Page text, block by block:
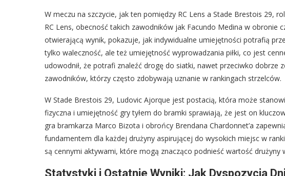
W meczu na szczycie, jak ten pomiędzy RC Lens a Stade Brestois 29,
RC Lens, obecność takich zawodników jak Facundo Medina w obronie
otwierającą wynik, pokazuje, jak indywidualne umiejętności potrafią
tylko waleczność, ale też umiejętność wyprowadzania piłki, co jest
udowodnił, że potrafi znaleźć drogę do siatki, nawet przeciwko dobrze
zawodników, którzy często zdobywają uznanie w rankingach strzelców.
W Stade Brestois 29, Ludovic Ajorque jest postacią, która może
fizyczna i umiejętność gry tyłem do bramki sprawiają, że jest on
gra bramkarza Marco Bizota i obrońcy Brendana Chardonnet’a
fundamentem dla każdej drużyny aspirującej do wysokich miejsc w
są cennymi aktywami, które mogą znacząco podnieść wartość drużyny
Statystyki i Ostatnie Wyniki: Jak Dyspozycja